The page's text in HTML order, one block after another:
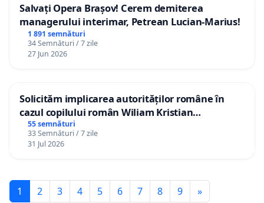
Salvați Opera Brașov! Cerem demiterea
managerului interimar, Petrean Lucian-Marius!
1 891 semnături
34 Semnături / 7 zile
27 Jun 2026
Solicităm implicarea autorităților române în
cazul copilului român Wiliam Kristian
Gheorghe, aflat în plasament în Danemarca de
12 ani
55 semnături
33 Semnături / 7 zile
31 Jul 2026
1 2 3 4 5 6 7 8 9 »